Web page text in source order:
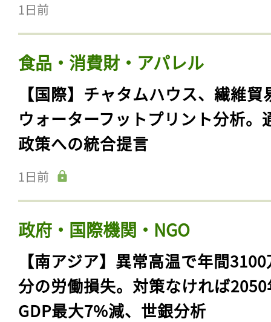
1日前
食品・消費財・アパレル
【国際】チャタムハウス、繊維貿
ウォーターフットプリント分析。
政策への統合提言
1日前
政府・国際機関・NGO
【南アジア】異常高温で年間
分の労働損失。対策なければ
GDP最大7%減、世銀分析